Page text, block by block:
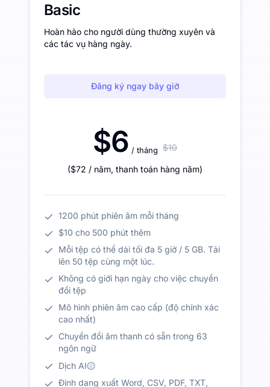
Basic
Hoàn hảo cho người dùng thường xuyên và
các tác vụ hàng ngày.
Đăng ký ngay bây giờ
$6 / tháng $10
($72 / năm, thanh toán hàng năm)
1200 phút phiên âm mỗi tháng
$10 cho 500 phút thêm
Mỗi tệp có thể dài tối đa 5 giờ / 5 GB. Tải
lên 50 tệp cùng một lúc.
Không có giới hạn ngày cho việc chuyển
đổi tệp
Mô hình phiên âm cao cấp (độ chính xác
cao nhất)
Chuyển đổi âm thanh có sẵn trong 63
ngôn ngữ
Dịch AI
Định dạng xuất Word, CSV, PDF, TXT,